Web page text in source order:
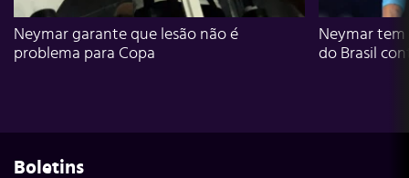
Neymar garante que lesão não é
problema para Copa
Neymar
do Brasil
Boletins